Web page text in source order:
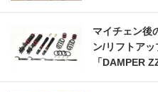
マイチェン後
ン/リフトア
「DAMPER